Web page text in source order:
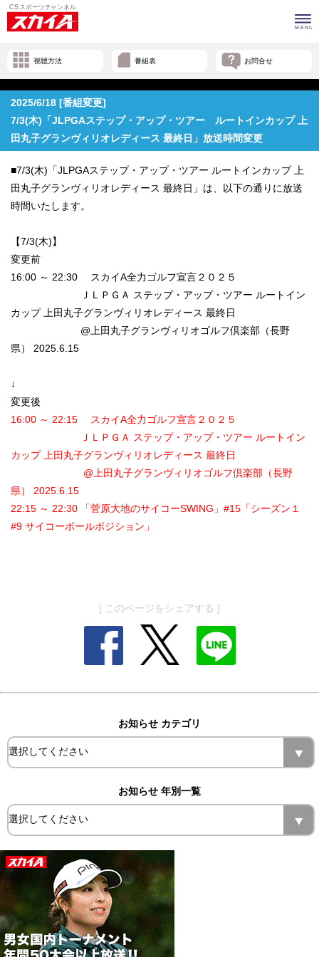
視聴方法 番組表 お問合せ
2025/6/18 [番組変更]
7/3(木)「JLPGAステップ・アップ・ツアー ルートインカップ 上
田丸子グランヴィリオレディース 最終日」放送時間変更
■7/3(木)「JLPGAステップ・アップ・ツアー ルートインカップ 上
田丸子グランヴィリオレディース 最終日」は、以下の通りに放送
時間いたします。
【7/3(木)】
変更前
16:00 ～ 22:30 スカイA全力ゴルフ宣言２０２５
ＪＬＰＧＡ ステップ・アップ・ツアー ルートイン
カップ 上田丸子グランヴィリオレディース 最終日
@上田丸子グランヴィリオゴルフ倶楽部（長野
県） 2025.6.15
↓
変更後
16:00 ～ 22:15 スカイA全力ゴルフ宣言２０２５
ＪＬＰＧＡ ステップ・アップ・ツアー ルートイン
カップ 上田丸子グランヴィリオレディース 最終日
@上田丸子グランヴィリオゴルフ倶楽部（長野
県） 2025.6.15
22:15 ～ 22:30 「菅原大地のサイコーSWING」#15「シーズン１
#9 サイコーボールポジション」
[ このページをシェアする ]
お知らせ カテゴリ
お知らせ 年別一覧